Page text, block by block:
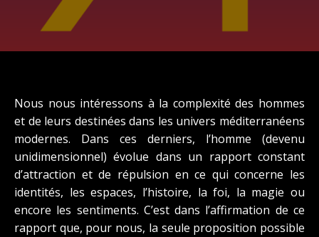
Nous nous intéressons à la complexité des hommes
et de leurs destinées dans les univers méditerranéens
modernes. Dans ces derniers, l’homme (devenu
unidimensionnel) évolue dans un rapport constant
d’attraction et de répulsion en ce qui concerne les
identités, les espaces, l’histoire, la foi, la magie ou
encore les sentiments. C’est dans l’affirmation de ce
rapport que, pour nous, la seule proposition possible